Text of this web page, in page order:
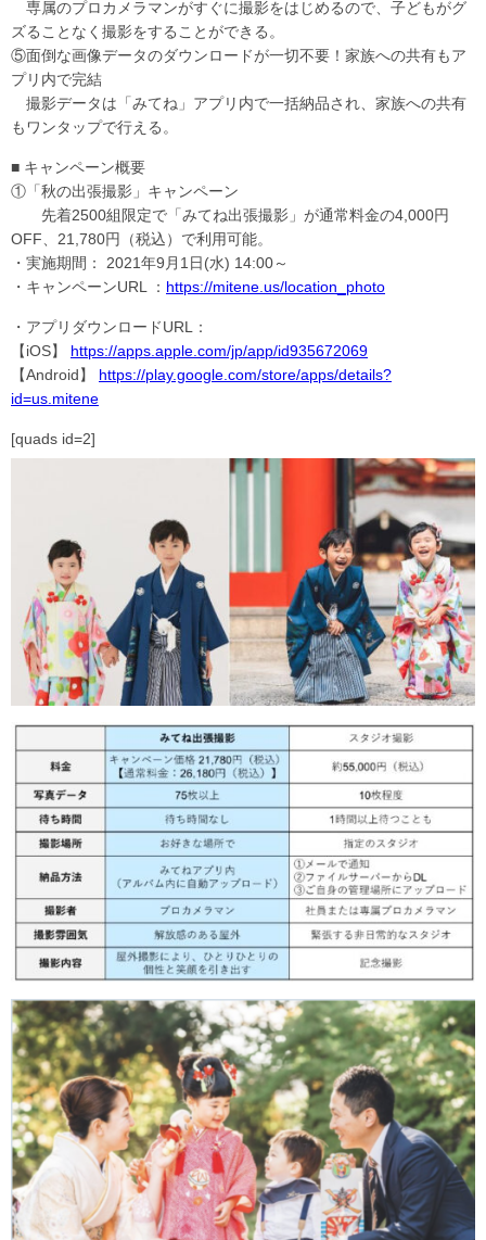
専属のプロカメラマンがすぐに撮影をはじめるので、子どもがグ
ズることなく撮影をすることができる。
⑤面倒な画像データのダウンロードが一切不要！家族への共有もア
プリ内で完結
撮影データは「みてね」アプリ内で一括納品され、家族への共有
もワンタップで行える。
■ キャンペーン概要
①「秋の出張撮影」キャンペーン
先着2500組限定で「みてね出張撮影」が通常料金の4,000円
OFF、21,780円（税込）で利用可能。
・実施期間： 2021年9月1日(水) 14:00～
・キャンペーンURL ： https://mitene.us/location_photo
・アプリダウンロードURL：
【iOS】 https://apps.apple.com/jp/app/id935672069
【Android】 https://play.google.com/store/apps/details?
id=us.mitene
[quads id=2]